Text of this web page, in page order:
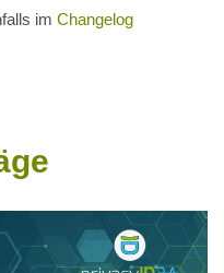
im Changelog